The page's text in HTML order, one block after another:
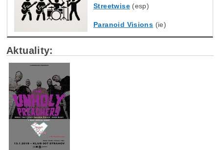
Streetwise(esp)
Paranoid Visions (ie)
Aktuality: